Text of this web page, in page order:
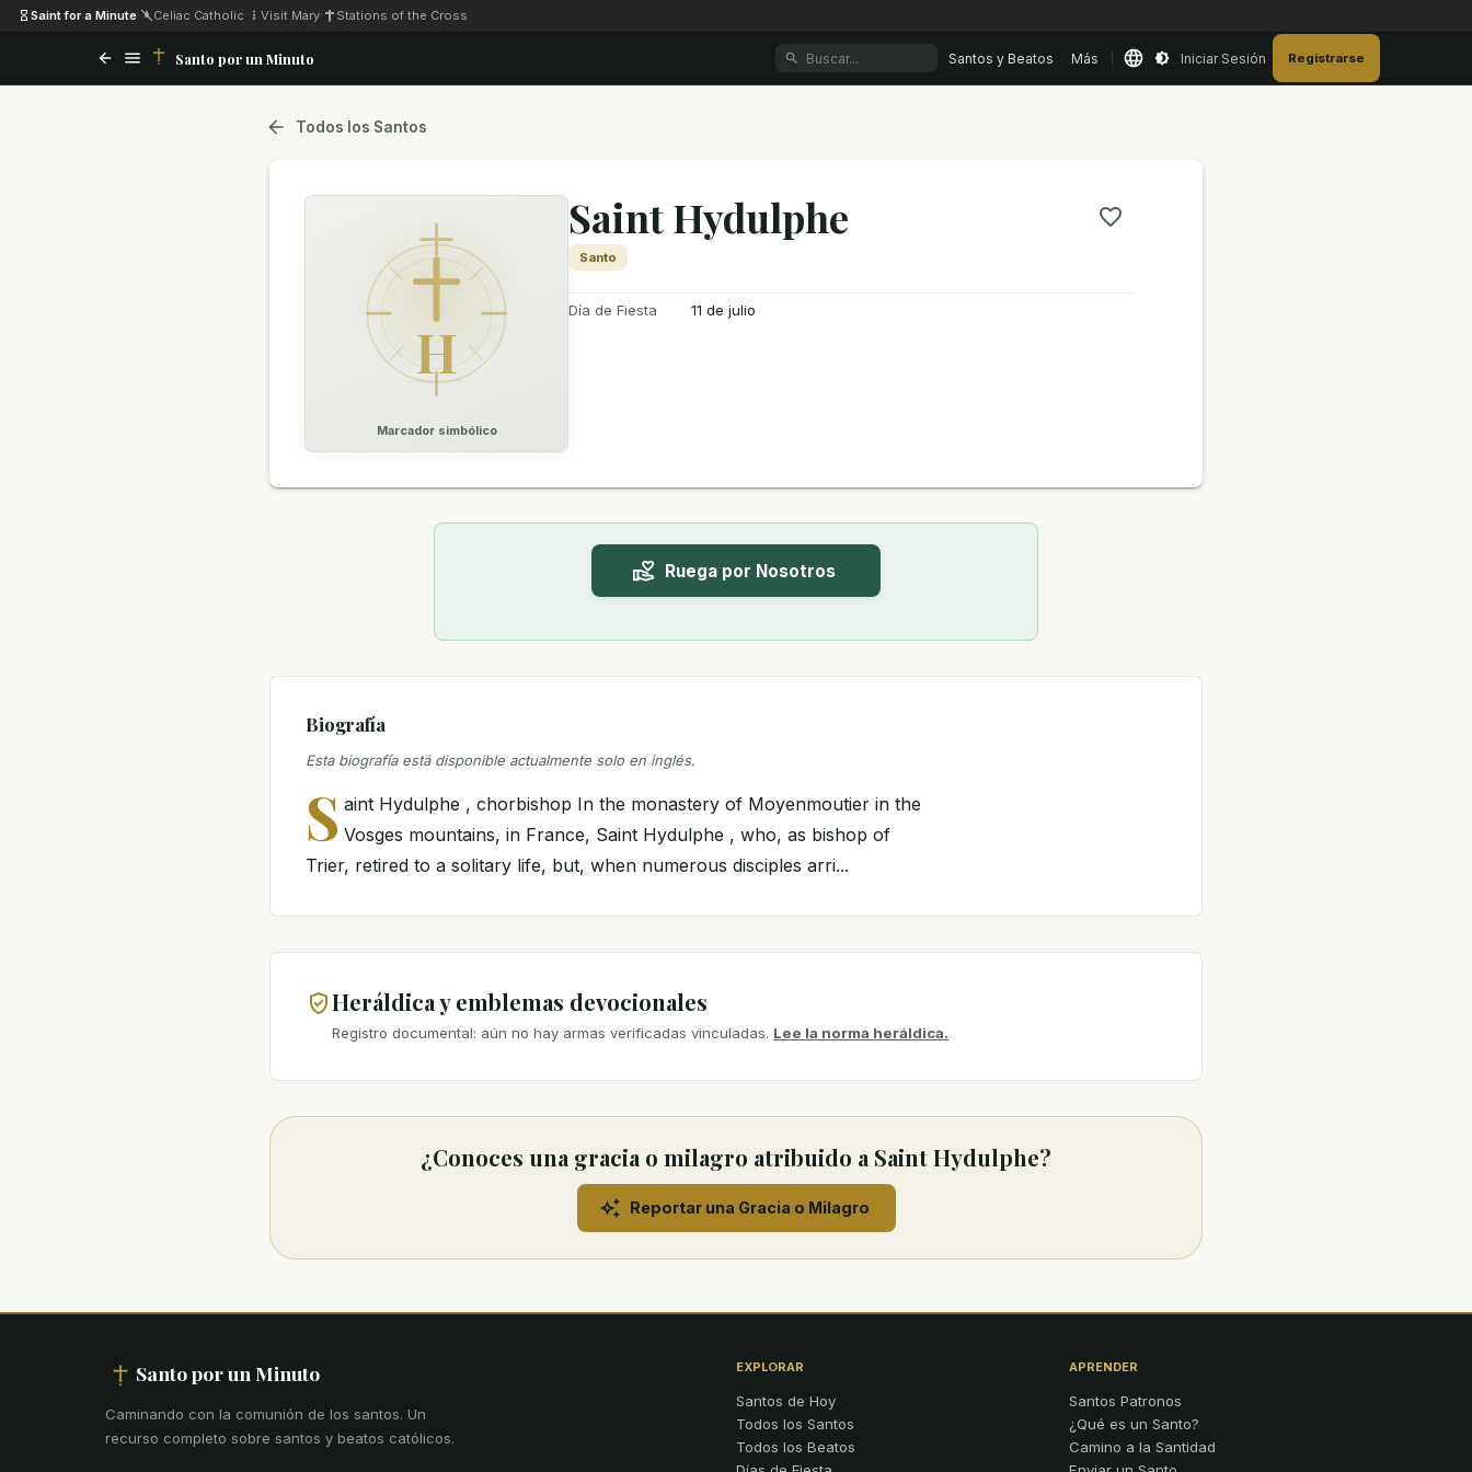
Saint for a Minute Celiac Catholic Visit Mary Stations of the Cross
Santo por un Minuto Santos y Beatos Más Iniciar Sesión Registrarse
Todos los Santos
H
Marcador simbólico
Saint Hydulphe
Santo
Día de Fiesta 11 de julio
Ruega por Nosotros
Biografía
Esta biografía está disponible actualmente solo en inglés.
S aint Hydulphe , chorbishop In the monastery of Moyenmoutier in the
Vosges mountains, in France, Saint Hydulphe , who, as bishop of
Trier, retired to a solitary life, but, when numerous disciples arri...
Heráldica y emblemas devocionales
Registro documental: aún no hay armas verificadas vinculadas. Lee la norma heráldica.
¿Conoces una gracia o milagro atribuido a Saint Hydulphe?
Reportar una Gracia o Milagro
Santo por un Minuto
Caminando con la comunión de los santos. Un
recurso completo sobre santos y beatos católicos.
EXPLORAR
Santos de Hoy
Todos los Santos
Todos los Beatos
APRENDER
Santos Patronos
¿Qué es un Santo?
Camino a la Santidad